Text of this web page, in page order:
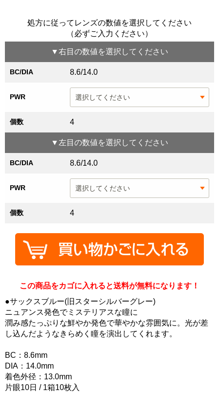
処方に従ってレンズの数値を選択してください
（必ずご入力ください）
▼右目 の数値を選択してください
BC/DIA 8.6/14.0
PWR
個数 4
▼ 左目 の数値を選択してください
BC/DIA 8.6/14.0
PWR
個数 4
この商品をカゴに入れると送料が無料になります！
●サックスブルー(旧スターシルバーグレー)
ニュアンス発色でミステリアスな瞳に
潤み感たっぷりな鮮やか発色で華やかな雰囲気に。光が差
し込んだようなきらめく瞳を演出してくれます。
BC：8.6mm
DIA：14.0mm
着色外径：13.0mm
片眼10日 / 1箱10枚入